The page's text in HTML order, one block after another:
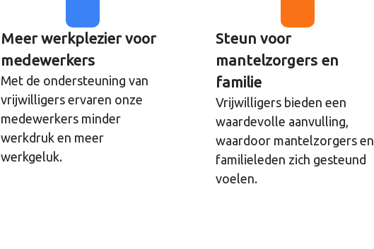
Meer werkplezier voor
medewerkers
Met de ondersteuning van
vrijwilligers ervaren onze
medewerkers minder
werkdruk en meer
werkgeluk.
Steun voor
mantelzorgers en
familie
Vrijwilligers bieden een
waardevolle aanvulling,
waardoor mantelzorgers en
familieleden zich gesteund
voelen.